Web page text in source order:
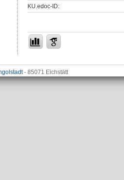
KU.edoc-ID:
- 85071 Eichstätt